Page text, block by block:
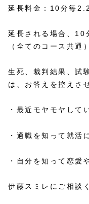
延長料金：10分毎
延長される場合、10
（全てのコース共通）
生死、裁判結果、試
は、お答えを控えさ
・最近モヤモヤして
・適職を知って就活
・自分を知って恋愛
伊藤スミレにご相談